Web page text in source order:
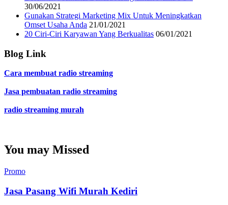
30/06/2021
Gunakan Strategi Marketing Mix Untuk Meningkatkan
Omset Usaha Anda 21/01/2021
20 Ciri-Ciri Karyawan Yang Berkualitas 06/01/2021
Blog Link
Cara membuat radio streaming
Jasa pembuatan radio streaming
radio streaming murah
You may Missed
Promo
Jasa Pasang Wifi Murah Kediri